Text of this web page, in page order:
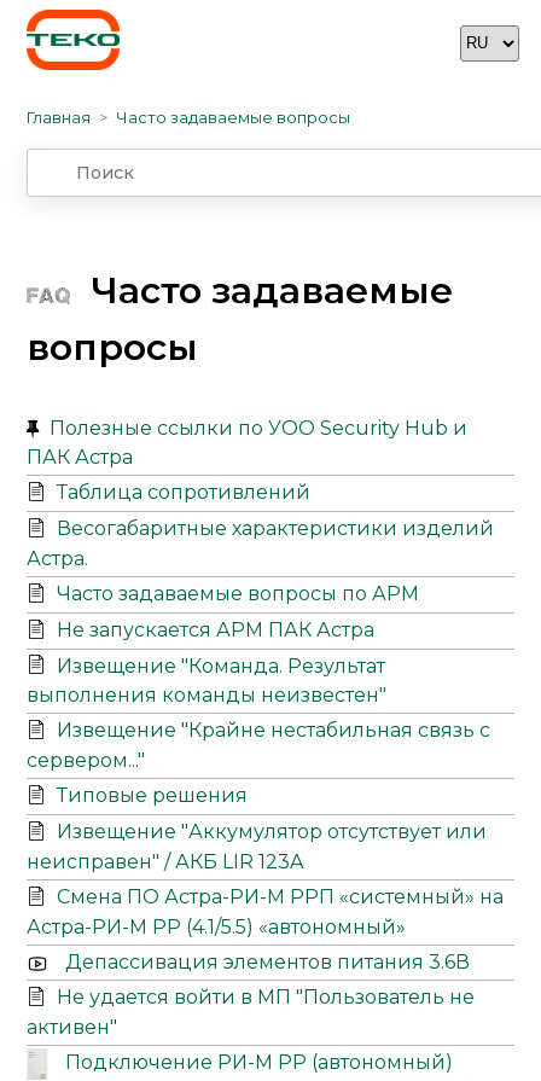
Главная Часто задаваемые вопросы
Часто задаваемые
вопросы
Полезные ссылки по УОО Security Hub и
ПАК Астра
Таблица сопротивлений
Весогабаритные характеристики изделий
Астра.
Часто задаваемые вопросы по АРМ
Не запускается АРМ ПАК Астра
Извещение "Команда. Результат
выполнения команды неизвестен"
Извещение "Крайне нестабильная связь с
сервером..."
Типовые решения
Извещение "Аккумулятор отсутствует или
неисправен" / АКБ LIR 123A
Смена ПО Астра-РИ-М РРП «системный» на
Астра-РИ-М РР (4.1/5.5) «автономный»
Депассивация элементов питания 3.6В
Не удается войти в МП "Пользователь не
активен"
Подключение РИ-М РР (автономный)